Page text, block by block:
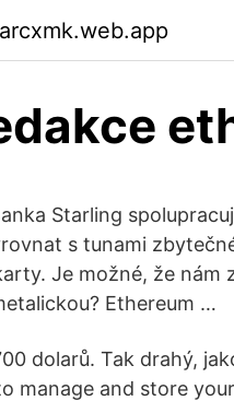
Starling
s tunami
Je možné, že
Ethereum …
dolarů. Tak drahý,
manage and store